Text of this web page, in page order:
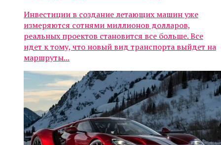
Инвестиции в создание летающих машин уже
измеряются сотнями миллионов долларов,
реальных проектов становится все больше. Все
идет к тому, что новый вид транспорта выйдет на
маршруты...